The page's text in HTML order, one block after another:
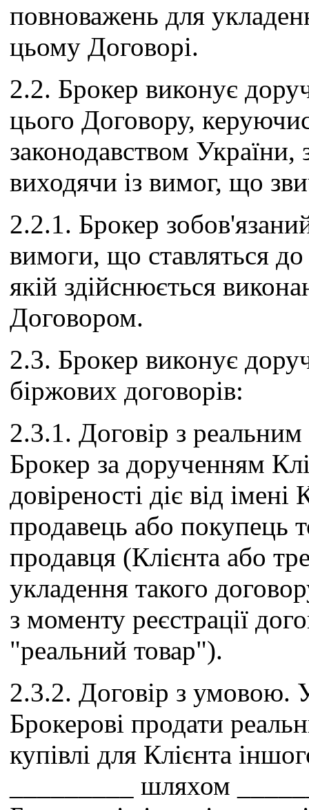
повноважень для
цьому Договорі.
2.2. Брокер виконує
цього Договору,
законодавством України,
виходячи із вимог, що
2.2.1. Брокер
вимоги, що ставляться
якій здійснюється
Договором.
2.3. Брокер виконує
біржових договорів:
2.3.1. Договір з
Брокер за дорученням
довіреності діє від
продавець або покупець
продавця (Клієнта або
укладення такого
з моменту реєстрації
"реальний товар").
2.3.2. Договір з умовою.
Брокерові продати
купівлі для Клієнта
_________ шляхом